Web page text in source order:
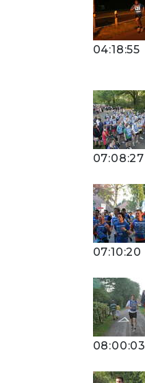
04:18:55
07:08:27
07:10:20
08:00:03